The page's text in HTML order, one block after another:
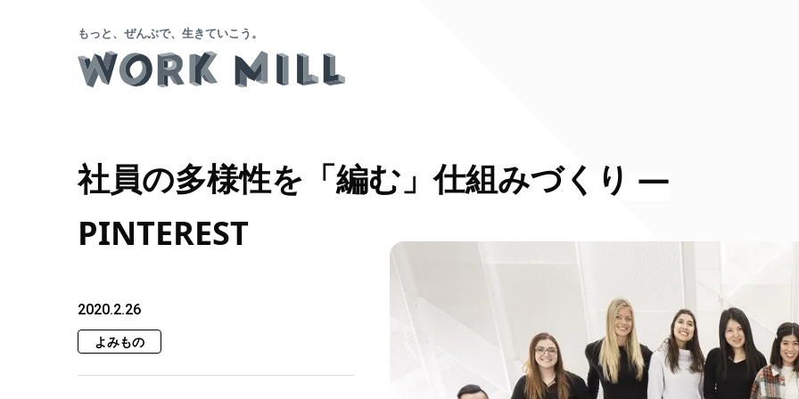
もっと、ぜんぶで、生きていこう。
社員の多様性を「編む」仕組みづくり ―
PINTEREST
2020.2.26
よみもの